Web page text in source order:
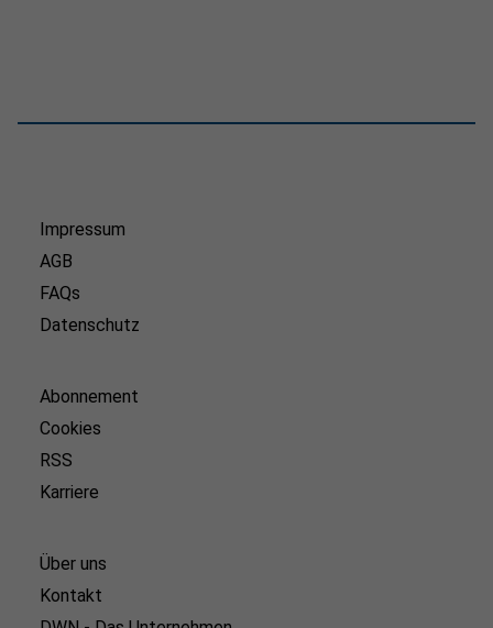
Impressum
AGB
FAQs
Datenschutz
Abonnement
Cookies
RSS
Karriere
Über uns
Kontakt